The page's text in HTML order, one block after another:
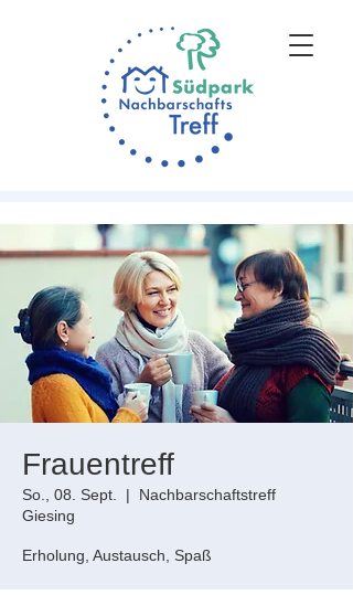
Frauentreff
So., 08. Sept.
  |
Nachbarschaftstreff
Giesing
Erholung, Austausch, Spaß